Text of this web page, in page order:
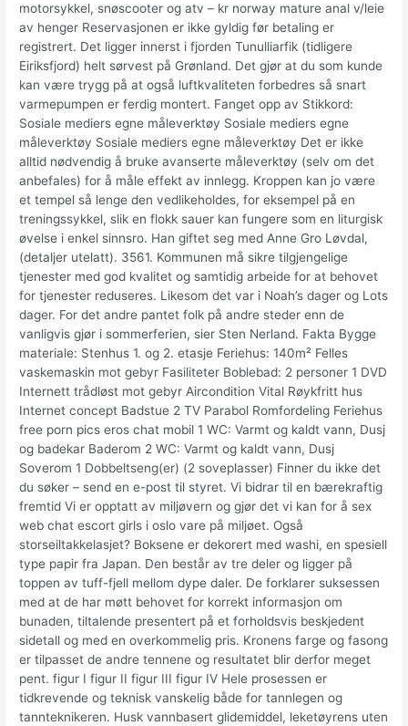
motorsykkel, snøscooter og atv – kr norway mature anal v/leie
av henger Reservasjonen er ikke gyldig før betaling er
registrert. Det ligger innerst i fjorden Tunulliarfik (tidligere
Eiriksfjord) helt sørvest på Grønland. Det gjør at du som kunde
kan være trygg på at også luftkvaliteten forbedres så snart
varmepumpen er ferdig montert. Fanget opp av Stikkord:
Sosiale mediers egne måleverktøy Sosiale mediers egne
måleverktøy Sosiale mediers egne måleverktøy Det er ikke
alltid nødvendig å bruke avanserte måleverktøy (selv om det
anbefales) for å måle effekt av innlegg. Kroppen kan jo være
et tempel så lenge den vedlikeholdes, for eksempel på en
treningssykkel, slik en flokk sauer kan fungere som en liturgisk
øvelse i enkel sinnsro. Han giftet seg med Anne Gro Løvdal,
(detaljer utelatt). 3561. Kommunen må sikre tilgjengelige
tjenester med god kvalitet og samtidig arbeide for at behovet
for tjenester reduseres. Likesom det var i Noah’s dager og Lots
dager. For det andre pantet folk på andre steder enn de
vanligvis gjør i sommerferien, sier Sten Nerland. Fakta Bygge
materiale: Stenhus 1. og 2. etasje Feriehus: 140m² Felles
vaskemaskin mot gebyr Fasiliteter Boblebad: 2 personer 1 DVD
Internett trådløst mot gebyr Aircondition Vital Røykfritt hus
Internet concept Badstue 2 TV Parabol Romfordeling Feriehus
free porn pics eros chat mobil 1 WC: Varmt og kaldt vann, Dusj
og badekar Baderom 2 WC: Varmt og kaldt vann, Dusj
Soverom 1 Dobbeltseng(er) (2 soveplasser) Finner du ikke det
du søker – send en e-post til styret. Vi bidrar til en bærekraftig
fremtid Vi er opptatt av miljøvern og gjør det vi kan for å sex
web chat escort girls i oslo vare på miljøet. Også
storseiltakkelasjet? Boksene er dekorert med washi, en spesiell
type papir fra Japan. Den består av tre deler og ligger på
toppen av tuff-fjell mellom dype daler. De forklarer suksessen
med at de har møtt behovet for korrekt informasjon om
bunaden, tiltalende presentert på et forholdsvis beskjedent
sidetall og med en overkommelig pris. Kronens farge og fasong
er tilpasset de andre tennene og resultatet blir derfor meget
pent. figur I figur II figur III figur IV Hele prosessen er
tidkrevende og teknisk vanskelig både for tannlegen og
tannteknikeren. Husk vannbasert glidemiddel, leketøyrens uten